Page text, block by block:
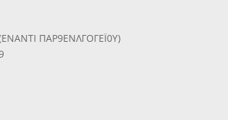
(ΕΝΑΝΤΙ ΠΑΡ9ΕΝΛΓΟΓΕΪ0Υ)